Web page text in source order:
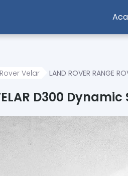
Velar LAND ROVER RANGE
D300 Dynamic